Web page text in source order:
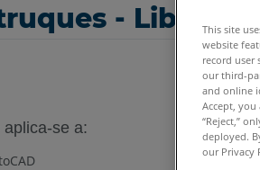
-
This site
website
record user
our third-
and online
Accept,
“Reject,”
deployed.
our Privacy